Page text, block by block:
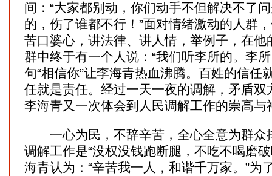
间：“大家都别动，你们动手不但解决不了
的，伤了谁都不行！”面对情绪激动的人群
苦口婆心，讲法律、讲人情，举例子，在他
群中终于有一个人说：“我们听李所的。李
句“相信你”让李海青热血沸腾。百姓的信任
任就是责任。经过一天一夜的调解，矛盾双
李海青又一次体会到人民调解工作的崇高与
一心为民，不辞辛苦，全心全意为群众
调解工作是“没权没钱跑断腿，不吃不喝磨
海青认为：“辛苦我一人，和谐千万家。”为